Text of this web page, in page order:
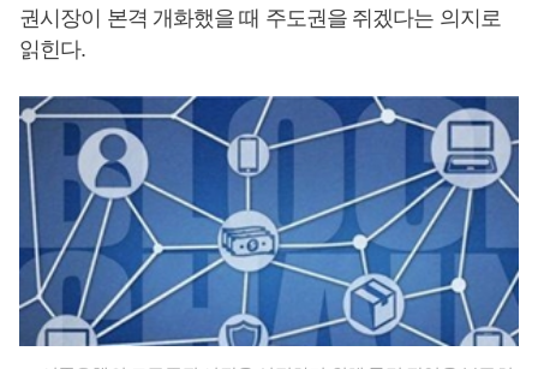
권시장이 본격 개화했을 때 주도권을 쥐겠다는 의지로
읽힌다.